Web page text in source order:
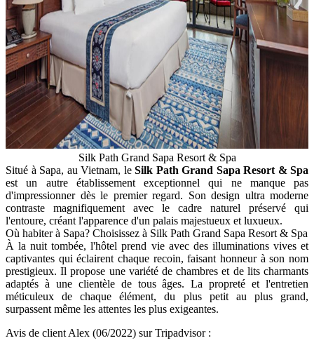
Silk Path Grand Sapa Resort & Spa
Situé à Sapa, au Vietnam, le Silk Path Grand Sapa Resort & Spa
est un autre établissement exceptionnel qui ne manque pas
d'impressionner dès le premier regard. Son design ultra moderne
contraste magnifiquement avec le cadre naturel préservé qui
l'entoure, créant l'apparence d'un palais majestueux et luxueux.
Où habiter à Sapa? Choisissez à Silk Path Grand Sapa Resort & Spa
À la nuit tombée, l'hôtel prend vie avec des illuminations vives et
captivantes qui éclairent chaque recoin, faisant honneur à son nom
prestigieux. Il propose une variété de chambres et de lits charmants
adaptés à une clientèle de tous âges. La propreté et l'entretien
méticuleux de chaque élément, du plus petit au plus grand,
surpassent même les attentes les plus exigeantes.
Avis de client Alex (06/2022) sur Tripadvisor :